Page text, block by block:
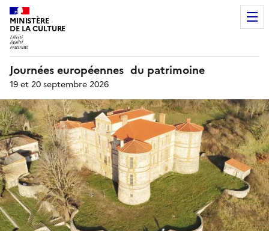
MINISTÈRE
DE LA CULTURE
Journées européennes du patrimoine
19 et 20 septembre 2026